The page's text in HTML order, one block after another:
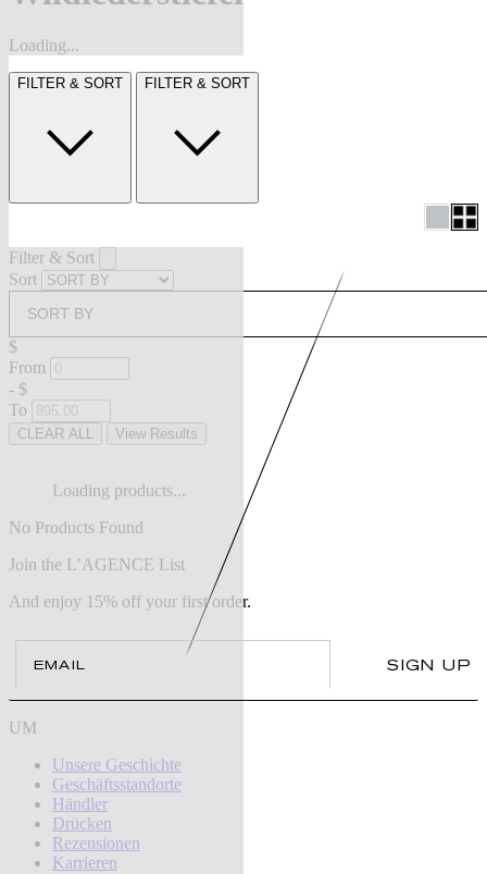
Loading...
FILTER & SORT FILTER & SORT
Filter & Sort
Sort
SORT BY
$
From
- $
To
CLEAR ALL View Results
Loading products...
No Products Found
Join the L’AGENCE List
And enjoy 15% off your first order.
SIGN UP
UM
Unsere Geschichte
Geschäftsstandorte
Händler
Drücken
Rezensionen
Karrieren